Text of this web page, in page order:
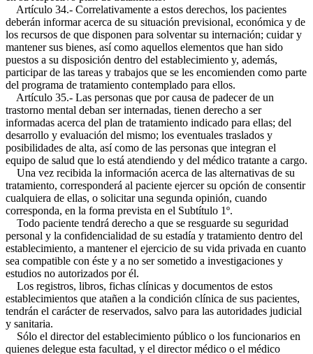
Artículo 34.- Correlativamente a estos derechos, los pacientes
deberán informar acerca de su situación previsional, económica y de
los recursos de que disponen para solventar su internación; cuidar y
mantener sus bienes, así como aquellos elementos que han sido
puestos a su disposición dentro del establecimiento y, además,
participar de las tareas y trabajos que se les encomienden como parte
del programa de tratamiento contemplado para ellos.
Artículo 35.- Las personas que por causa de padecer de un
trastorno mental deban ser internadas, tienen derecho a ser
informadas acerca del plan de tratamiento indicado para ellas; del
desarrollo y evaluación del mismo; los eventuales traslados y
posibilidades de alta, así como de las personas que integran el
equipo de salud que lo está atendiendo y del médico tratante a cargo.
Una vez recibida la información acerca de las alternativas de su
tratamiento, corresponderá al paciente ejercer su opción de consentir
cualquiera de ellas, o solicitar una segunda opinión, cuando
corresponda, en la forma prevista en el Subtítulo 1º.
Todo paciente tendrá derecho a que se resguarde su seguridad
personal y la confidencialidad de su estadía y tratamiento dentro del
establecimiento, a mantener el ejercicio de su vida privada en cuanto
sea compatible con éste y a no ser sometido a investigaciones y
estudios no autorizados por él.
Los registros, libros, fichas clínicas y documentos de estos
establecimientos que atañen a la condición clínica de sus pacientes,
tendrán el carácter de reservados, salvo para las autoridades judicial
y sanitaria.
Sólo el director del establecimiento público o los funcionarios en
quienes delegue esta facultad, y el director médico o el médico